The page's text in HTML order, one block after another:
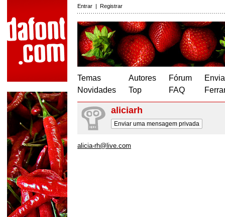
Entrar | Registrar
Temas
Novidades
Autores
Top
Fórum
FAQ
aliciarh
Enviar uma mensagem privada
alicia-rh@live.com